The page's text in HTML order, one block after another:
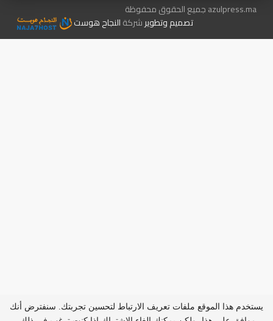
azulpress.ma جميع الحقوق محفوظة
تصميم وتطويرشركةالنجاح هوست
يستخدم هذا الموقع ملفات تعريف الارتباط لتحسين تجربتك. سنفترض أنك